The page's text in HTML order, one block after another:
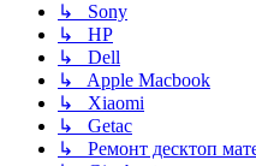
↳ Sony
↳ HP
↳ Dell
↳ Apple Macbook
↳ Xiaomi
↳ Getac
↳ Ремонт десктоп